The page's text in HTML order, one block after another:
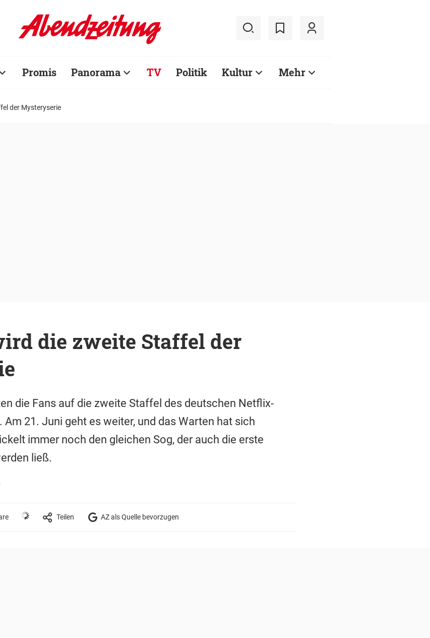
Promis Panorama TV Politik Kultur Mehr
der Mysteryserie
die zweite Staffel der
die Fans auf die zweite Staffel des deutschen Netflix-
Am 21. Juni geht es weiter, und das Warten hat sich
immer noch den gleichen Sog, der auch die erste
ließ.
Teilen AZ als Quelle bevorzugen